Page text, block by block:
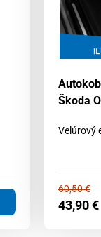
Škoda
Velúrový
60,50€
43,90€